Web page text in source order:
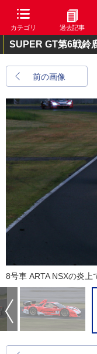
カテゴリ 過去記事
SUPER GT第6戦鈴
前の画像
8号車 ARTA NSXの炎上